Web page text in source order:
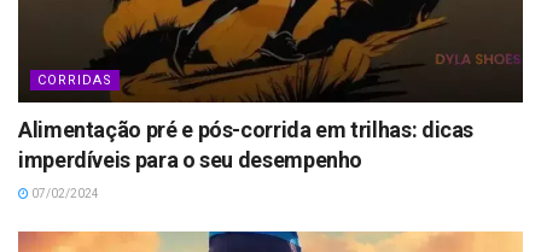
CORRIDAS
Alimentação pré e pós-corrida em trilhas: dicas
imperdíveis para o seu desempenho
07/02/2024